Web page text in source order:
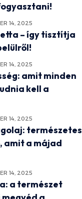
14, 2025
– így tisztítja
14, 2025
amit minden
kell a
14, 2025
természetes
amit a májad
14, 2025
a természet